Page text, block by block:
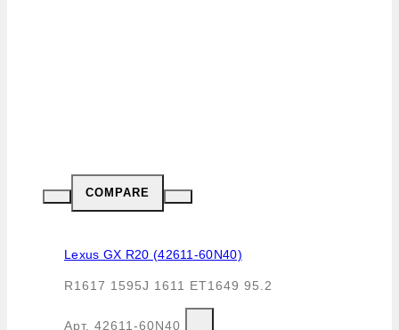
COMPARE
Lexus GX R20 (42611-60N40)
R1617 1595J 1611 ET1649 95.2
Арт. 42611-60N40